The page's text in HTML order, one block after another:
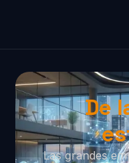
De
Las grandes